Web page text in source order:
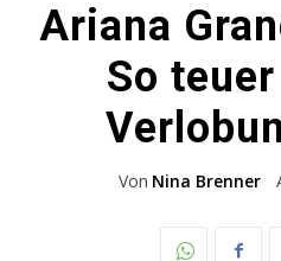
Ariana
So
Von Nina Brenner